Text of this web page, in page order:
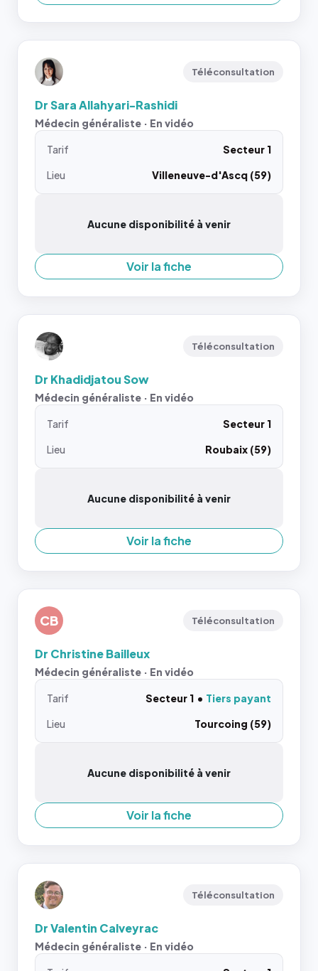
Téléconsultation
Dr Sara Allahyari-Rashidi
Médecin généraliste · En vidéo
Tarif
Secteur 1
Lieu
Villeneuve-d'Ascq (59)
Aucune disponibilité à venir
Voir la fiche
Téléconsultation
Dr Khadidjatou Sow
Médecin généraliste · En vidéo
Tarif
Secteur 1
Lieu
Roubaix (59)
Aucune disponibilité à venir
Voir la fiche
CB Téléconsultation
Dr Christine Bailleux
Médecin généraliste · En vidéo
Tarif Secteur 1
Tiers payant
Lieu
Tourcoing (59)
Aucune disponibilité à venir
Voir la fiche
Téléconsultation
Dr Valentin Calveyrac
Médecin généraliste · En vidéo